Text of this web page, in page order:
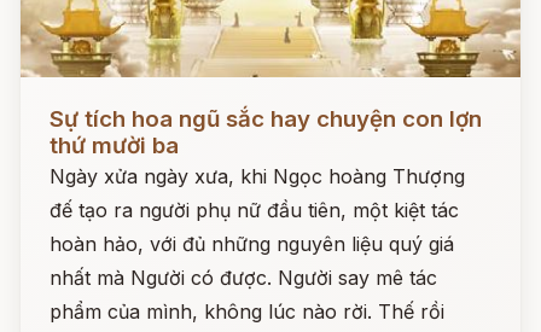
Sự tích hoa ngũ sắc hay chuyện con lợn
thứ mười ba
Ngày xửa ngày xưa, khi Ngọc hoàng Thượng
đế tạo ra người phụ nữ đầu tiên, một kiệt tác
hoàn hảo, với đủ những nguyên liệu quý giá
nhất mà Người có được. Người say mê tác
phẩm của mình, không lúc nào rời. Thế rồi